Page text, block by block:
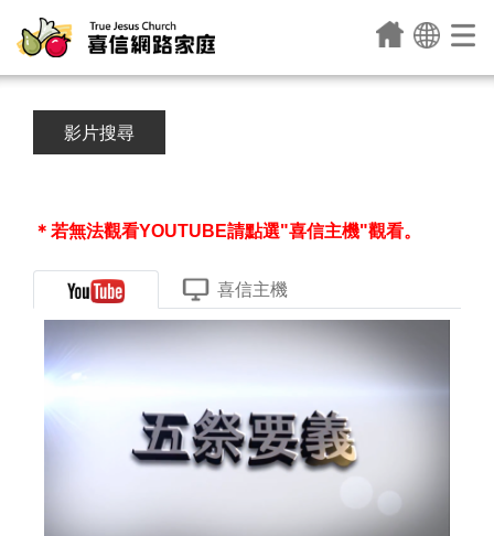
影片搜尋
＊若無法觀看YOUTUBE請點選"喜信主機"觀看。
喜信主機